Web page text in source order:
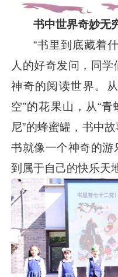
书中世界奇妙无
“书里到底藏着
人的好奇发问，同
神奇的阅读世界。
空”的花果山，从“
尼”的蜂蜜罐，书中
书就像一个神奇的
到属于自己的快乐天